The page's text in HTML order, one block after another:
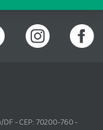
DF - CEP: 70200-760 -